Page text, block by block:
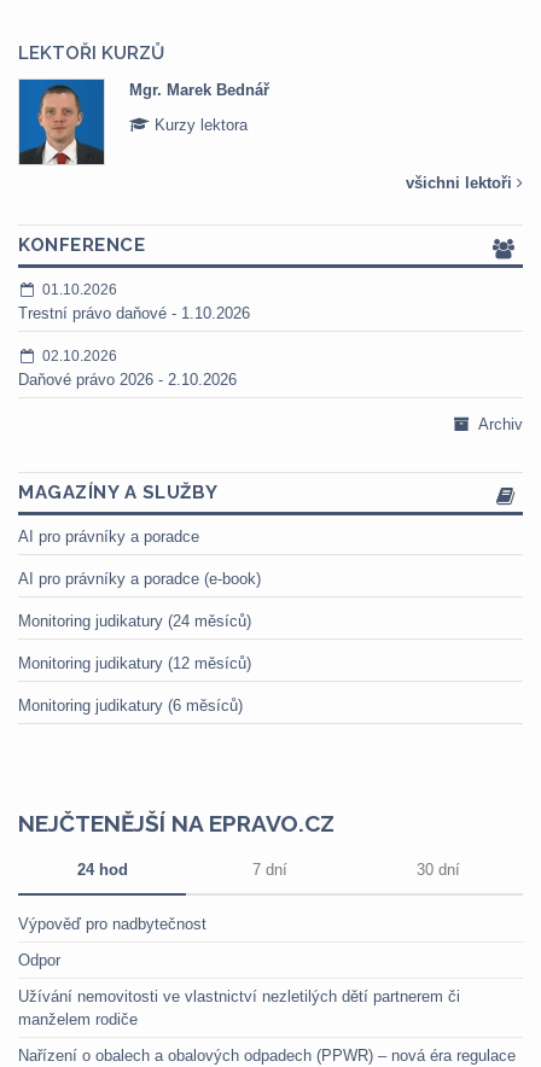
LEKTOŘI KURZŮ
Mgr. Marek Bednář
Kurzy lektora
všichni lektoři
KONFERENCE
01.10.2026
Trestní právo daňové - 1.10.2026
02.10.2026
Daňové právo 2026 - 2.10.2026
Archiv
MAGAZÍNY A SLUŽBY
AI pro právníky a poradce
AI pro právníky a poradce (e-book)
Monitoring judikatury (24 měsíců)
Monitoring judikatury (12 měsíců)
Monitoring judikatury (6 měsíců)
NEJČTENĚJŠÍ NA EPRAVO.CZ
24 hod 7 dní 30 dní
Výpověď pro nadbytečnost
Odpor
Užívání nemovitosti ve vlastnictví nezletilých dětí partnerem či
manželem rodiče
Nařízení o obalech a obalových odpadech (PPWR) – nová éra regulace